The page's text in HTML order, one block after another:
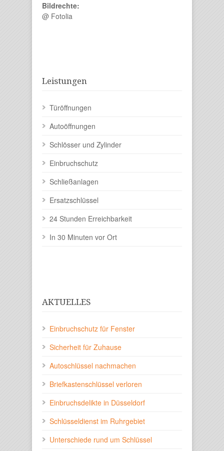
Bildrechte:
@ Fotolia
Leistungen
Türöffnungen
Autoöffnungen
Schlösser und Zylinder
Einbruchschutz
Schließanlagen
Ersatzschlüssel
24 Stunden Erreichbarkeit
In 30 Minuten vor Ort
AKTUELLES
Einbruchschutz für Fenster
Sicherheit für Zuhause
Autoschlüssel nachmachen
Briefkastenschlüssel verloren
Einbruchsdelikte in Düsseldorf
Schlüsseldienst im Ruhrgebiet
Unterschiede rund um Schlüssel